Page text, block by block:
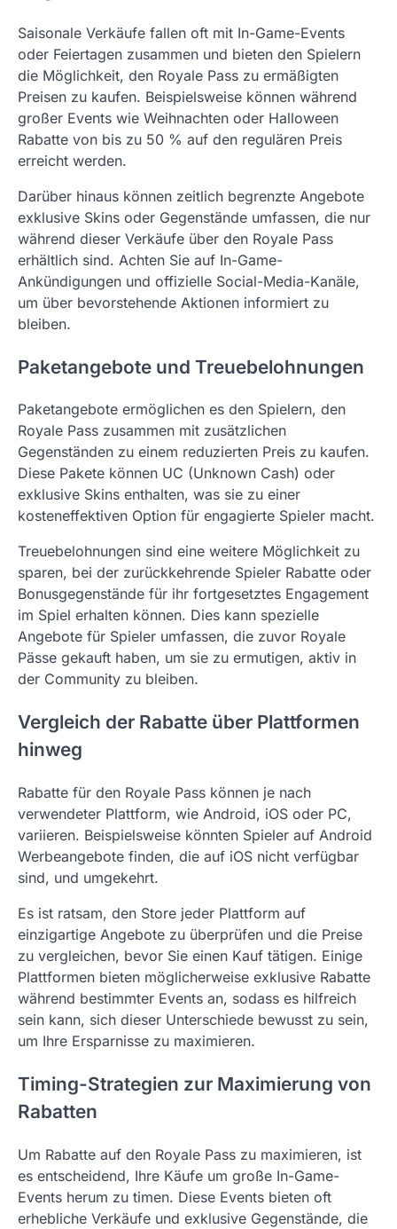
Saisonale Verkäufe fallen oft mit In-Game-Events
oder Feiertagen zusammen und bieten den Spielern
die Möglichkeit, den Royale Pass zu ermäßigten
Preisen zu kaufen. Beispielsweise können während
großer Events wie Weihnachten oder Halloween
Rabatte von bis zu 50 % auf den regulären Preis
erreicht werden.
Darüber hinaus können zeitlich begrenzte Angebote
exklusive Skins oder Gegenstände umfassen, die nur
während dieser Verkäufe über den Royale Pass
erhältlich sind. Achten Sie auf In-Game-
Ankündigungen und offizielle Social-Media-Kanäle,
um über bevorstehende Aktionen informiert zu
bleiben.
Paketangebote und Treuebelohnungen
Paketangebote ermöglichen es den Spielern, den
Royale Pass zusammen mit zusätzlichen
Gegenständen zu einem reduzierten Preis zu kaufen.
Diese Pakete können UC (Unknown Cash) oder
exklusive Skins enthalten, was sie zu einer
kosteneffektiven Option für engagierte Spieler macht.
Treuebelohnungen sind eine weitere Möglichkeit zu
sparen, bei der zurückkehrende Spieler Rabatte oder
Bonusgegenstände für ihr fortgesetztes Engagement
im Spiel erhalten können. Dies kann spezielle
Angebote für Spieler umfassen, die zuvor Royale
Pässe gekauft haben, um sie zu ermutigen, aktiv in
der Community zu bleiben.
Vergleich der Rabatte über Plattformen
hinweg
Rabatte für den Royale Pass können je nach
verwendeter Plattform, wie Android, iOS oder PC,
variieren. Beispielsweise könnten Spieler auf Android
Werbeangebote finden, die auf iOS nicht verfügbar
sind, und umgekehrt.
Es ist ratsam, den Store jeder Plattform auf
einzigartige Angebote zu überprüfen und die Preise
zu vergleichen, bevor Sie einen Kauf tätigen. Einige
Plattformen bieten möglicherweise exklusive Rabatte
während bestimmter Events an, sodass es hilfreich
sein kann, sich dieser Unterschiede bewusst zu sein,
um Ihre Ersparnisse zu maximieren.
Timing-Strategien zur Maximierung von
Rabatten
Um Rabatte auf den Royale Pass zu maximieren, ist
es entscheidend, Ihre Käufe um große In-Game-
Events herum zu timen. Diese Events bieten oft
erhebliche Verkäufe und exklusive Gegenstände, die